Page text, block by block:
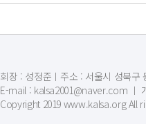
회장 : 성정준ㅣ주소 : 서울시 성북구
E-mail : kalsa2001@naver.com ㅣ
Copyright 2019 www.kalsa.org All